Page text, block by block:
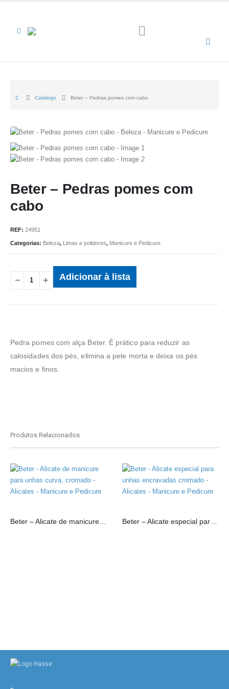
Catálogo Beter – Pedras pomes com cabo
Beter – Pedras pomes com
cabo
REF: 24951
Categorias: Beleza, Limas e polidores, Manicure e Pedicure
Adicionar à lista
Pedra pomes com alça Beter. É prático para reduzir as
calosidades dos pés, elimina a pele morta e deixa os pés
macios e finos.
Produtos Relacionados